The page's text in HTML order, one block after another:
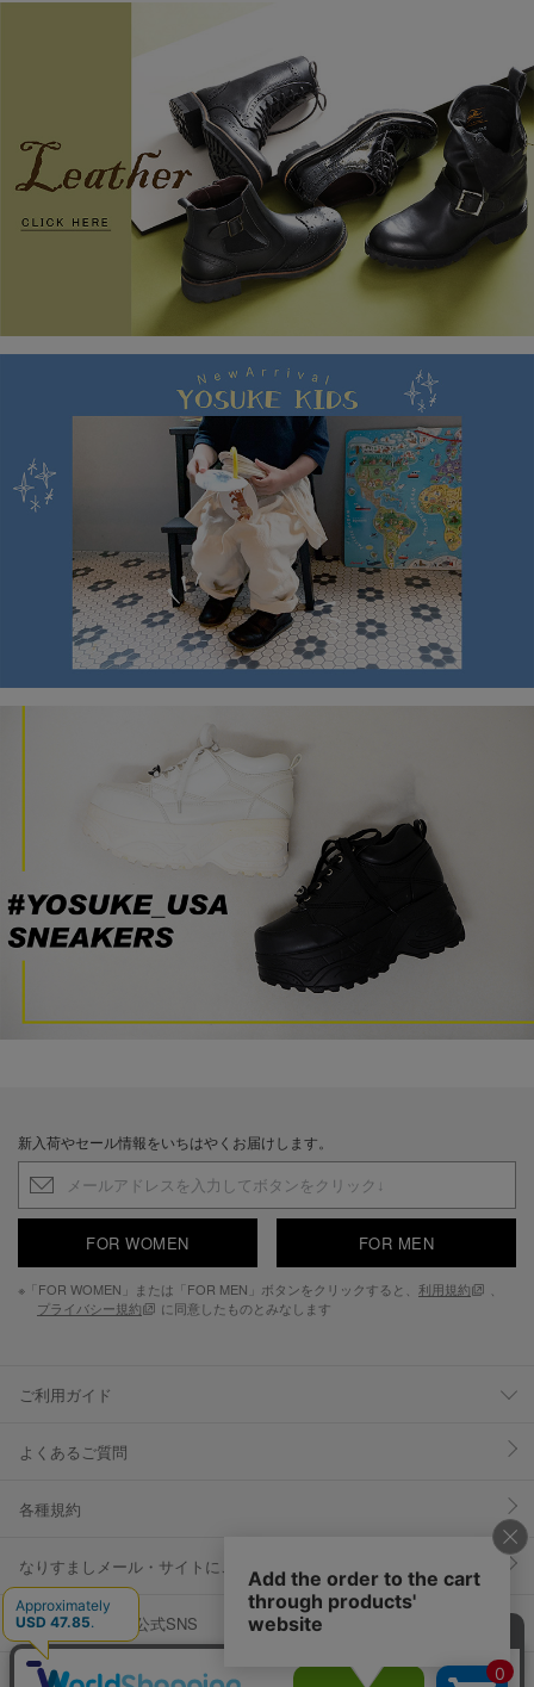
新入荷やセール情報をいちはやくお届けします。
FOR WOMEN FOR MEN
※「FOR WOMEN」または「FOR MEN」ボタンをクリックすると、 利用規約
プライバシー規約
に同意したものとみなします
ご利用ガイド
よくあるご質問
各種規約
なりすましメール・サイトにご注意ください
YOSUKE U.S.A 公式SNS